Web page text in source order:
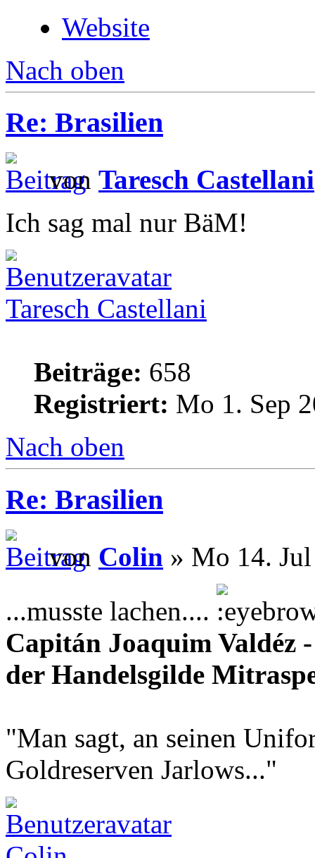
Website
Nach oben
Re: Brasilien
von Taresch Castellani
Ich sag mal nur BäM!
Taresch Castellani
Beiträge: 658
Registriert: Mo 1. Sep
Nach oben
Re: Brasilien
von Colin » Mo 14.
...musste lachen....
Capitán Joaquim Valdéz
der Handelsgilde
"Man sagt, an seinen
Goldreserven Jarlows..."